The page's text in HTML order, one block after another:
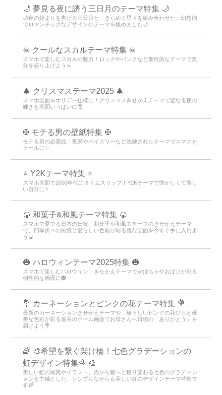
🌙 夢見る夜に誘う三日月のテーマ特集 🌙
🌙夜の始まりを告げる三日月と、きらめく星々を組み合わせた、幻想的
でロマンチックなデザインのテーマを集めました🌙
☠ クールなスカルテーマ特集 ☠
スマホで楽しむスカルの魅力！ロックやパンクなど個性的なテーマで気
分を盛り上げよう☠
🎄 クリスマステーマ2025 🎄
スマホ画面をホリデー仕様に！クリスマスきせかえテーマで聖なる夜の
輝きを画面いっぱいに🎅
✠ モテる男の壁紙特集 ✠
モテる男の必需品！夜景やペイズリーなど洗練されたテーマでスマホを
クールに✨
⭐ Y2Kテーマ特集 ⭐
スマホ画面で2000年代にタイムスリップ！Y2Kテーマで懐かしくて新し
い自分に⭐
🍘 和菓子&和風テーマ特集 🍘
スマホで愛でる日本の伝統。和菓子や和風モチーフのきせかえテーマ
で、四季折々の風情と愛らしい色彩が彩る雅な画面を今すぐ手に入れよ
う🍘
🎃 ハロウィンテーマ2025特集 🎃
スマホで楽しむハロウィン！きせかえテーマでかぼちゃやおばけが彩る
個性的な画面に🎃
💐 カーネーションとピンクの花テーマ特集 💐
最新のカーネーションきせかえテーマや、瑞々しいピンクの花びらと優
美な色彩が彩る最高のホーム画面でお母さんへ日頃の「ありがとう」を
届けよう💐
🌈 🎨希望を繋ぐ架け橋！七色グラデーションの
虹デザイン特集🌈 🎨
美しい虹の写真やイラスト、赤から紫へと移り変わる七色のグラデーシ
ョンを主軸とした、シンプルながらも美しい虹のデザインテーマ特集で
す🌈